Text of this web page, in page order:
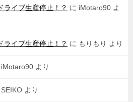
ライブ生産停止！？ に iMotaro90 よ
ライブ生産停止！？ に もりもり より
iMotaro90 より
SEIKO より